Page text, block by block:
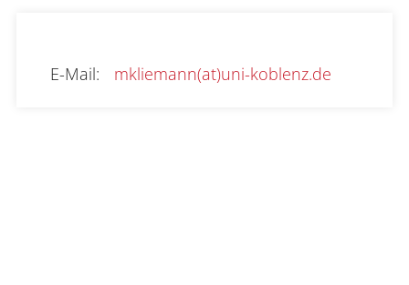
E-Mail: mkliemann(at)uni-koblenz.de